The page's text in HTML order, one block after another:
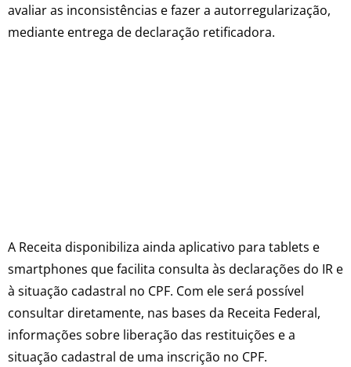
avaliar as inconsistências e fazer a autorregularização,
mediante entrega de declaração retificadora.
A Receita disponibiliza ainda aplicativo para tablets e
smartphones que facilita consulta às declarações do IR e
à situação cadastral no CPF. Com ele será possível
consultar diretamente, nas bases da Receita Federal,
informações sobre liberação das restituições e a
situação cadastral de uma inscrição no CPF.